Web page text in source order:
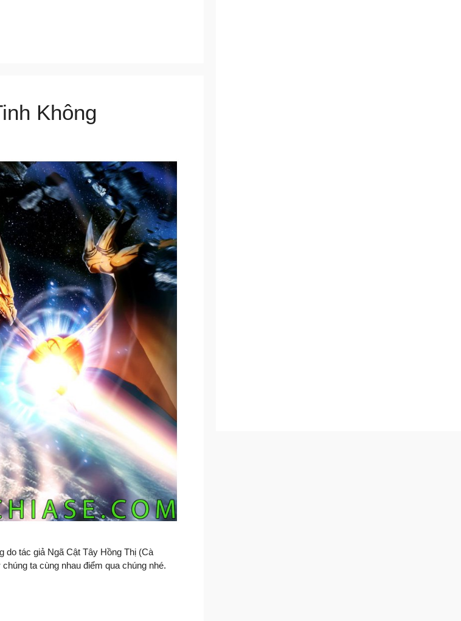
Không
do tác giả Ngã Cật Tây Hồng Thị (Cà
ta cùng nhau điểm qua chúng nhé.